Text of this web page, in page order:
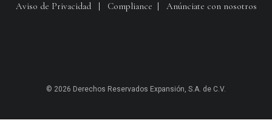
Aviso de Privacidad| Compliance | Anúnciate con nosotros
© 2026 Derechos Reservados Expansión, S.A. de C.V.